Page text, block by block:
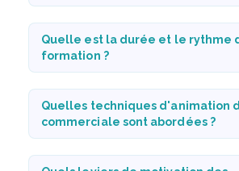
Quelle est la durée et le rythme
formation ?
Quelles techniques d'animation
commerciale sont abordées ?